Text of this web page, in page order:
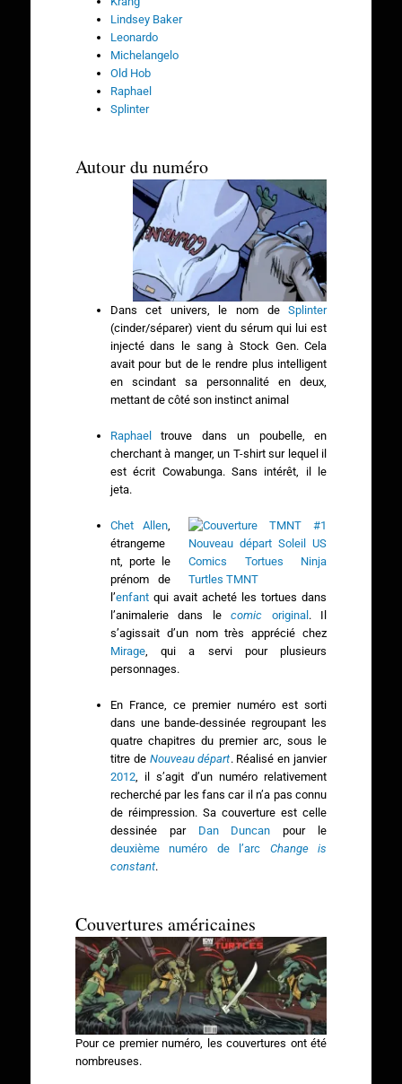
Lindsey Baker
Leonardo
Michelangelo
Old Hob
Raphael
Splinter
Autour du numéro
Dans cet univers, le nom deSplinter
(cinder/séparer) vient du sérum qui lui est
injecté dans le sang à Stock Gen. Cela
avait pour but de le rendre plus intelligent
en scindant sa personnalité en deux,
mettant de côté son instinct animal
Raphael
trouve dans un poubelle, en
cherchant à manger, un T-shirt sur lequel il
est écrit Cowabunga. Sans intérêt, il le
jeta.
Chet Allen,
étrangeme
nt, porte le
prénom de
l’enfantqui avait acheté les tortues dans
l’animalerie dans lecomic original . Il
s’agissait d’un nom très apprécié chez
Mirage, qui a servi pour plusieurs
personnages.
En France, ce premier numéro est sorti
dans une bande-dessinée regroupant les
quatre chapitres du premier arc, sous le
titre de Nouveau départ. Réalisé en janvier
2012, il s’agit d’un numéro relativement
recherché par les fans car il n’a pas connu
de réimpression. Sa couverture est celle
dessinée par Dan Duncan pour le
deuxième numéro de l’arc Change is
constant.
Couvertures américaines
Pour ce premier numéro, les couvertures ont été
nombreuses.